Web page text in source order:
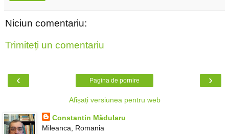
Niciun comentariu:
Trimiteți un comentariu
‹ ›
Pagina de pornire
Afișați versiunea pentru web
Constantin Mădularu
Mileanca, Romania